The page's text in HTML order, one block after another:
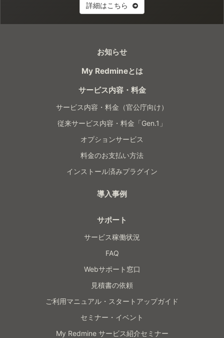
詳細はこちら
お知らせ
My Redmineとは
サービス内容・料金
サービス内容・料金（官公庁向け）
従来サービス内容・料金「Gen.1」
オプションサービス
料金のお支払い方法
インストール済みプラグイン
導入事例
サポート
サービス稼働状況
FAQ
Webサポート窓口
見積書の依頼
ご利用マニュアル・スタートアップガイド
セミナー・イベント
My Redmine サービス紹介セミナー